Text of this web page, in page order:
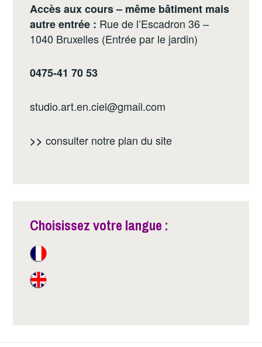
Accès aux cours – même bâtiment mais
autre entrée : Rue de l’Escadron 36 –
1040 Bruxelles (Entrée par le jardin)
0475-41 70 53
studio.art.en.ciel@gmail.com
>> consulter notre plan du site
Choisissez votre langue :